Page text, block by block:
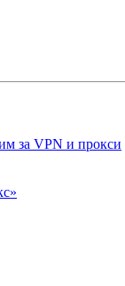
за VPN и прокси